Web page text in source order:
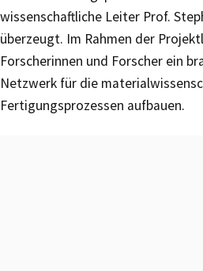
wissenschaftliche Leiter Prof.
überzeugt. Im Rahmen der
Forscherinnen und Forscher ein
Netzwerk für die
Fertigungsprozessen aufbauen.